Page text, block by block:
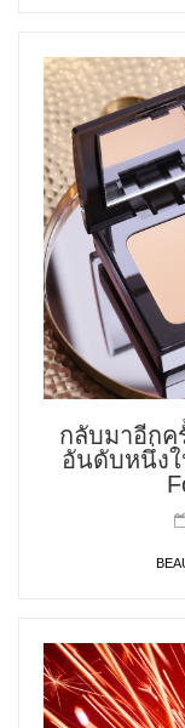
กลับมาอีกค
อันดับหนึ่งใ